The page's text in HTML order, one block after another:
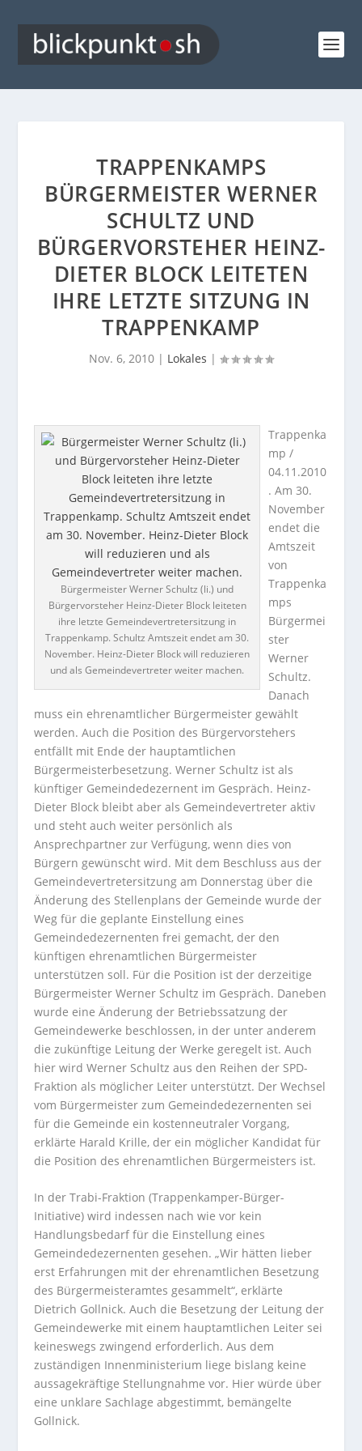
TRAPPENKAMPS
BÜRGERMEISTER WERNER
SCHULTZ UND
BÜRGERVORSTEHER HEINZ-
DIETER BLOCK LEITETEN
IHRE LETZTE SITZUNG IN
TRAPPENKAMP
Nov. 6, 2010 | Lokales |
Bürgermeister Werner Schultz (li.) und
Bürgervorsteher Heinz-Dieter Block leiteten
ihre letzte Gemeindevertretersitzung in
Trappenkamp. Schultz Amtszeit endet am 30.
November. Heinz-Dieter Block will reduzieren
und als Gemeindevertreter weiter machen.
Trappenka
mp /
04.11.2010
. Am 30.
November
endet die
Amtszeit
von
Trappenka
mps
Bürgermei
ster
Werner
Schultz.
Danach
muss ein ehrenamtlicher Bürgermeister gewählt
werden. Auch die Position des Bürgervorstehers
entfällt mit Ende der hauptamtlichen
Bürgermeisterbesetzung. Werner Schultz ist als
künftiger Gemeindedezernent im Gespräch. Heinz-
Dieter Block bleibt aber als Gemeindevertreter aktiv
und steht auch weiter persönlich als
Ansprechpartner zur Verfügung, wenn dies von
Bürgern gewünscht wird. Mit dem Beschluss aus der
Gemeindevertretersitzung am Donnerstag über die
Änderung des Stellenplans der Gemeinde wurde der
Weg für die geplante Einstellung eines
Gemeindedezernenten frei gemacht, der den
künftigen ehrenamtlichen Bürgermeister
unterstützen soll. Für die Position ist der derzeitige
Bürgermeister Werner Schultz im Gespräch. Daneben
wurde eine Änderung der Betriebssatzung der
Gemeindewerke beschlossen, in der unter anderem
die zukünftige Leitung der Werke geregelt ist. Auch
hier wird Werner Schultz aus den Reihen der SPD-
Fraktion als möglicher Leiter unterstützt. Der Wechsel
vom Bürgermeister zum Gemeindedezernenten sei
für die Gemeinde ein kostenneutraler Vorgang,
erklärte Harald Krille, der ein möglicher Kandidat für
die Position des ehrenamtlichen Bürgermeisters ist.
In der Trabi-Fraktion (Trappenkamper-Bürger-
Initiative) wird indessen nach wie vor kein
Handlungsbedarf für die Einstellung eines
Gemeindedezernenten gesehen. „Wir hätten lieber
erst Erfahrungen mit der ehrenamtlichen Besetzung
des Bürgermeisteramtes gesammelt“, erklärte
Dietrich Gollnick. Auch die Besetzung der Leitung der
Gemeindewerke mit einem hauptamtlichen Leiter sei
keineswegs zwingend erforderlich. Aus dem
zuständigen Innenministerium liege bislang keine
aussagekräftige Stellungnahme vor. Hier würde über
eine unklare Sachlage abgestimmt, bemängelte
Gollnick.